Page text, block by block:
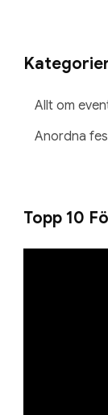
Allt om
Anordna
Topp 10